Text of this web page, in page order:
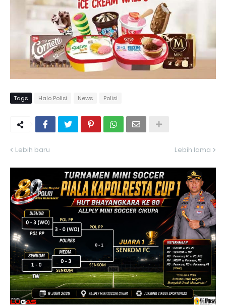
Tags Halo Polisi News Polisi
Lebih baru Lebih lama